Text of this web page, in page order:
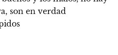
son en verdad